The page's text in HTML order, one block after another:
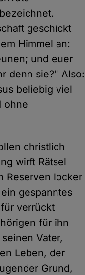
geschickt
Himmel an:
und euer
denn sie?" Also:
beliebig viel
ohne
christlich
wirft Rätsel
Reserven locker
gespanntes
verrückt
für ihn
Vater,
Leben, der
Grund,